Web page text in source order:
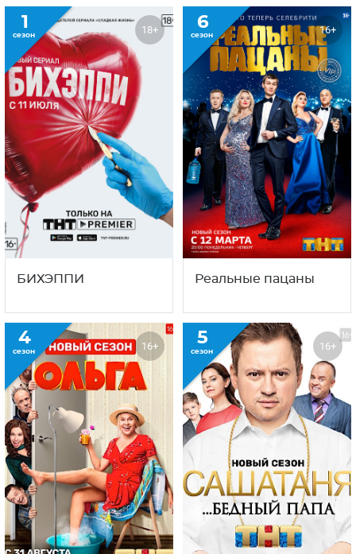
Домашний арест Патриот
1
БИХЭППИ
6
Реальные пацаны